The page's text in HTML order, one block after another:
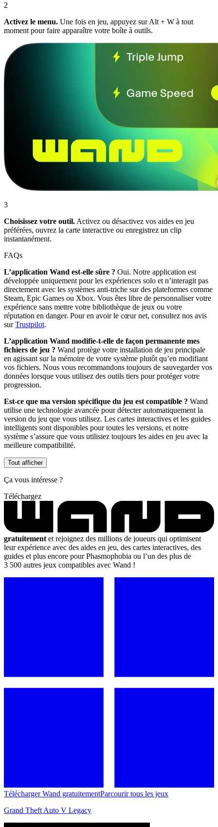
2
Activez le menu. Une fois en jeu, appuyez sur Alt + W à tout
moment pour faire apparaître votre boîte à outils.
3
Choisissez votre outil. Activez ou désactivez vos aides en jeu
préférées, ouvrez la carte interactive ou enregistrez un clip
instantanément.
FAQs
L’application Wand est-elle sûre ? Oui. Notre application est
développée uniquement pour les expériences solo et n’interagit pas
directement avec les systèmes anti-triche sur des plateformes comme
Steam, Epic Games ou Xbox. Vous êtes libre de personnaliser votre
expérience sans mettre votre bibliothèque de jeux ou votre
réputation en danger. Pour en avoir le cœur net, consultez nos avis
surTrustpilot.
L’application Wand modifie-t-elle de façon permanente mes
fichiers de jeu ? Wand protège votre installation de jeu principale
en agissant sur la mémoire de votre système plutôt qu’en modifiant
vos fichiers. Nous vous recommandons toujours de sauvegarder vos
données lorsque vous utilisez des outils tiers pour protéger votre
progression.
Est-ce que ma version spécifique du jeu est compatible ? Wand
utilise une technologie avancée pour détecter automatiquement la
version du jeu que vous utilisez. Les cartes interactives et les guides
intelligents sont disponibles pour toutes les versions, et notre
système s’assure que vous utilisiez toujours les aides en jeu avec la
meilleure compatibilité.
Tout afficher
Ça vous intéresse ?
Téléchargez
gratuitement et rejoignez des millions de joueurs qui optimisent
leur expérience avec des aides en jeu, des cartes interactives, des
guides et plus encore pour Phasmophobia ou l’un des plus de
3 500 autres jeux compatibles avec Wand !
Télécharger Wand gratuitementParcourir tous les jeux
Grand Theft Auto V Legacy